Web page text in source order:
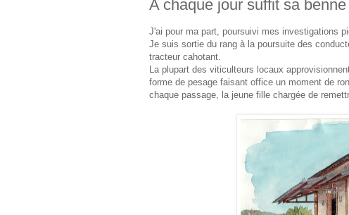
A chaque jour suffit sa benne
J'ai pour ma part, poursuivi mes investigations
Je suis sortie du rang à la poursuite des
tracteur cahotant.
La plupart des viticulteurs locaux
forme de pesage faisant office un moment de
chaque passage, la jeune fille chargée de